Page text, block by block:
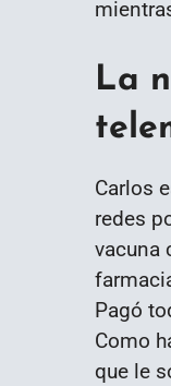
La
Carlos
redes
vacuna
Pagó
Como
que le